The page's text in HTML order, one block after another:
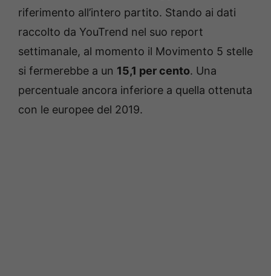
riferimento all’intero partito. Stando ai dati
raccolto da YouTrend nel suo report
settimanale, al momento il Movimento 5 stelle
si fermerebbe a un 15,1 per cento. Una
percentuale ancora inferiore a quella ottenuta
con le europee del 2019.